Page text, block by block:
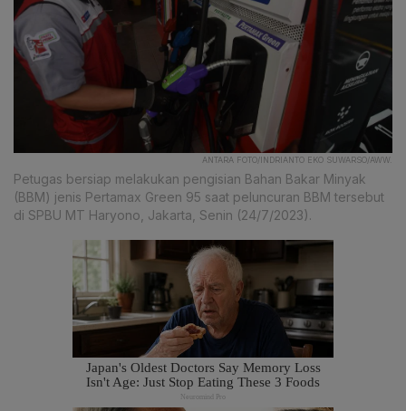
ANTARA FOTO/INDRIANTO EKO SUWARSO/AWW.
Petugas bersiap melakukan pengisian Bahan Bakar Minyak
(BBM) jenis Pertamax Green 95 saat peluncuran BBM tersebut
di SPBU MT Haryono, Jakarta, Senin (24/7/2023).